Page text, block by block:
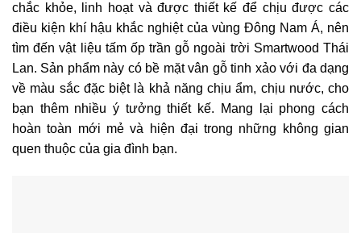
chắc khỏe, linh hoạt và được thiết kế để chịu được các
điều kiện khí hậu khắc nghiệt của vùng Đông Nam Á, nên
tìm đến vật liệu tấm ốp trần gỗ ngoài trời Smartwood Thái
Lan. Sản phẩm này có bề mặt vân gỗ tinh xảo với đa dạng
về màu sắc đặc biệt là khả năng chịu ẩm, chịu nước, cho
bạn thêm nhiều ý tưởng thiết kế. Mang lại phong cách
hoàn toàn mới mẻ và hiện đại trong những không gian
quen thuộc của gia đình bạn.